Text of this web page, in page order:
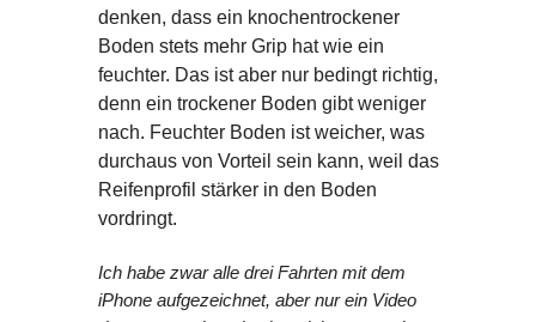
denken, dass ein knochentrockener
Boden stets mehr Grip hat wie ein
feuchter. Das ist aber nur bedingt richtig,
denn ein trockener Boden gibt weniger
nach. Feuchter Boden ist weicher, was
durchaus von Vorteil sein kann, weil das
Reifenprofil stärker in den Boden
vordringt.
Ich habe zwar alle drei Fahrten mit dem
iPhone aufgezeichnet, aber nur ein Video